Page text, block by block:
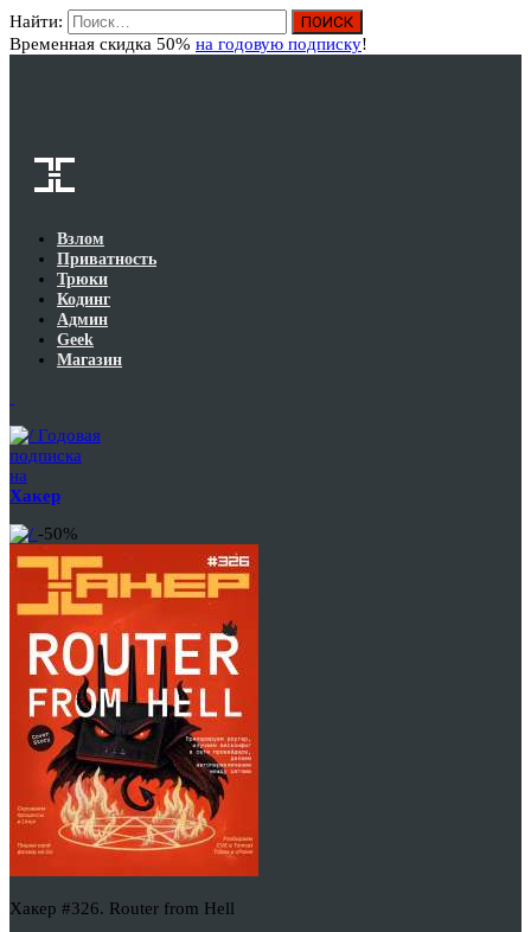
Найти:
Временная скидка 50% на годовую подписку!
Взлом
Приватность
Трюки
Кодинг
Админ
Geek
Магазин
Годовая
подписка
на
Хакер
-50%
Хакер #326. Router from Hell